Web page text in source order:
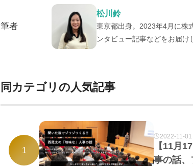
筆者
松川鈴
東京都出身。2023年4月に株
ンタビュー記事などをお届け
同カテゴリの人気記事
1
2022-11-01
【11月
事の話、